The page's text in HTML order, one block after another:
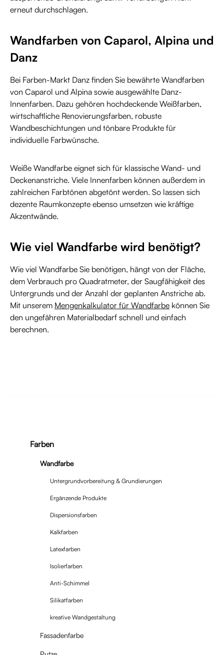
Farben
Wandfarbe
Untergrundvorbereitung & Grundierungen
Ergänzende Produkte
Dispersionsfarben
Kalkfarben
Latexfarben
Isolierfarben
Anti-Schimmel
Silikatfarben
kreative Wandgestaltung
Fassadenfarbe
erneut durchschlagen.
Wandfarben von Caparol, Alpina und
Danz
Bei Farben-Markt Danz finden Sie bewährte Wandfarben
von Caparol und Alpina sowie ausgewählte Danz-
Innenfarben. Dazu gehören hochdeckende Weißfarben,
wirtschaftliche Renovierungsfarben, robuste
Wandbeschichtungen und tönbare Produkte für
individuelle Farbwünsche.
Weiße Wandfarbe eignet sich für klassische Wand- und
Deckenanstriche. Viele Innenfarben können außerdem in
zahlreichen Farbtönen abgetönt werden. So lassen sich
dezente Raumkonzepte ebenso umsetzen wie kräftige
Akzentwände.
Wie viel Wandfarbe wird benötigt?
Wie viel Wandfarbe Sie benötigen, hängt von der Fläche,
dem Verbrauch pro Quadratmeter, der Saugfähigkeit des
Untergrunds und der Anzahl der geplanten Anstriche ab.
Mit unserem Mengenkalkulator für Wandfarbe können Sie
den ungefähren Materialbedarf schnell und einfach
berechnen.